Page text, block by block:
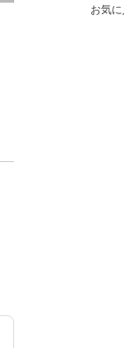
お気